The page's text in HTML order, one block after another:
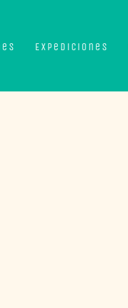
Expediciones